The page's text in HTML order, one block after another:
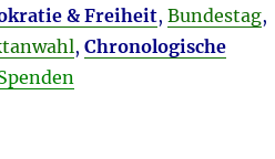
& Freiheit, Bundestag,
, Chronologische